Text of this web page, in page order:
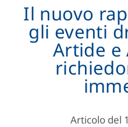
Il nuovo
gli eventi
Artide e
Articolo del